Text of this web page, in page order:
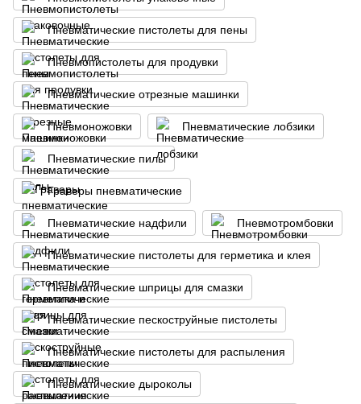
Пневматические пистолеты для пены
Пневмопистолеты для продувки
Пневматические отрезные машинки
Пневмоножовки Пневматические лобзики
Пневматические пилы
Граверы пневматические
Пневматические надфили Пневмотромбовки
Пневматические пистолеты для герметика и клея
Пневматические шприцы для смазки
Пневматические пескоструйные пистолеты
Пневматические пистолеты для распыления
Пневматические дыроколы